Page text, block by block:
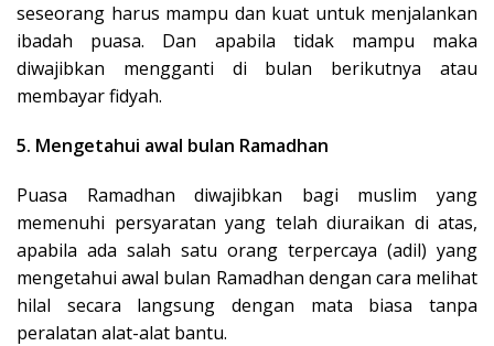
seseorang harus mampu dan kuat untuk menjalankan
ibadah puasa. Dan apabila tidak mampu maka
diwajibkan mengganti di bulan berikutnya atau
membayar fidyah.
5. Mengetahui awal bulan Ramadhan
Puasa Ramadhan diwajibkan bagi muslim yang
memenuhi persyaratan yang telah diuraikan di atas,
apabila ada salah satu orang terpercaya (adil) yang
mengetahui awal bulan Ramadhan dengan cara melihat
hilal secara langsung dengan mata biasa tanpa
peralatan alat-alat bantu.